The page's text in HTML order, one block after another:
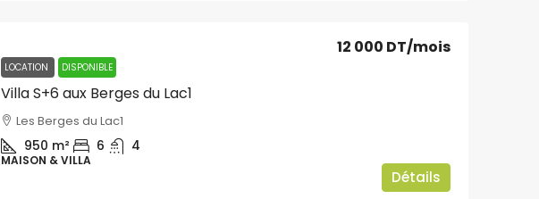
LOCATION DISPONIBLE
Villa S+6 aux Berges du Lac1
12 000 DT/mois
Les Berges du Lac1
950 m² 6 4
MAISON & VILLA
Détails